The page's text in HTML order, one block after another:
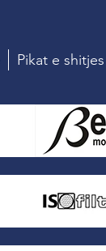
Pikat e shitjes